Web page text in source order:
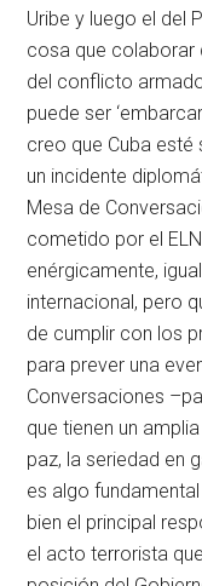
Uribe y luego el del
cosa que colaborar
del conflicto
puede ser
creo que Cuba
un incidente
Mesa de
cometido por el
enérgicamente,
internacional, pero
de cumplir con los
para prever una
Conversaciones
que tienen un
paz, la seriedad en
es algo
bien el principal
el acto terrorista